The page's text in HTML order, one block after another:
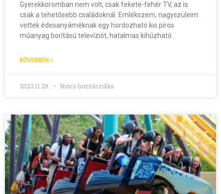
Gyerekkoromban nem volt, csak fekete-fehér TV, az is
csak a tehetősebb családoknál. Emlékszem, nagyszüleim
vettek édesanyáméknak egy hordozható kis piros
műanyag borítású televíziót, hatalmas kihúzható
BŐVEBBEN »
2023.11.29. Nincs hozzászólás